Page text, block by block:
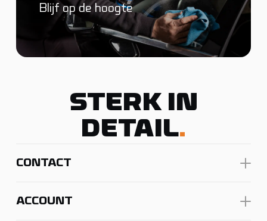
Blijf op de hoogte
STERK IN
DETAIL.
CONTACT
ACCOUNT